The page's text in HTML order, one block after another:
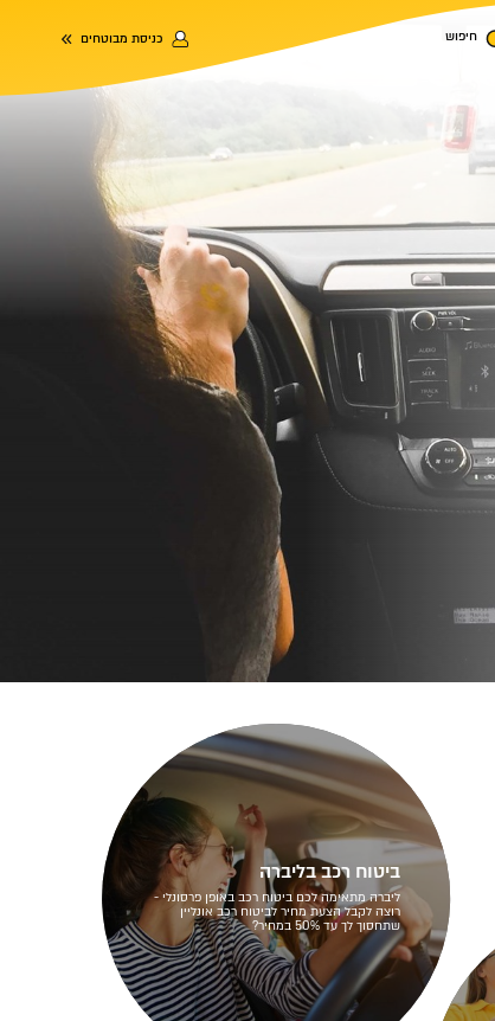
חיפוש כניסת מבוטחים
ביטוח רכב בליברה
ליברה מתאימה לכם ביטוח רכב באופן פרסונלי -
רוצה לקבל הצעת מחיר לביטוח רכב אונליין
שתחסוך לך עד 50% במחיר?